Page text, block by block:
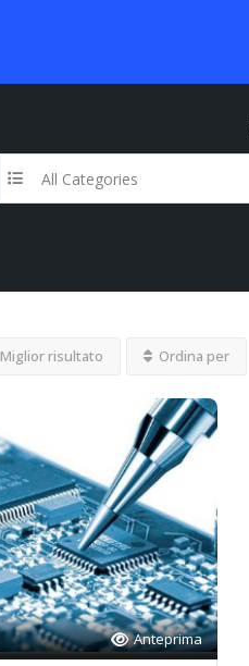
All Categories
Miglior risultato Ordina per
Anteprima